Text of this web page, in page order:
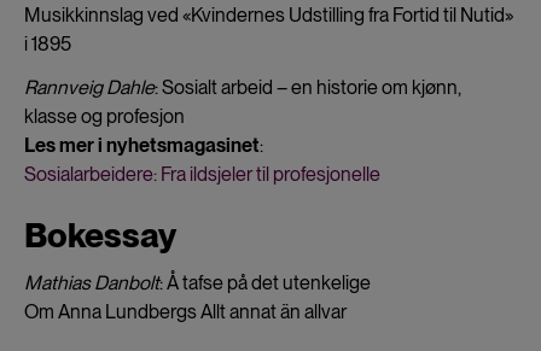
Musikkinnslag ved «Kvindernes Udstilling fra Fortid til Nutid»
i 1895
Rannveig Dahle: Sosialt arbeid – en historie om kjønn,
klasse og profesjon
Les mer i nyhetsmagasinet:
Sosialarbeidere: Fra ildsjeler til profesjonelle
Bokessay
Mathias Danbolt: Å tafse på det utenkelige
Om Anna Lundbergs Allt annat än allvar